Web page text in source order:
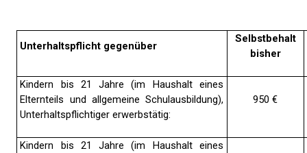
Unterhaltspflicht gegenüber
Selbstbehalt
bisher
Kindern bis 21 Jahre (im Haushalt eines
Elternteils und allgemeine Schulausbildung),
Unterhaltspflichtiger erwerbstätig:
950 €
Kindern bis 21 Jahre (im Haushalt eines